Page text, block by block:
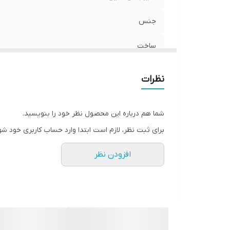
جنس
ساخت
نظرات
شما هم درباره این محصول نظر خود را بنویسید.
برای ثبت نظر، لازم است ابتدا وارد حساب کاربری خود
افزودن نظر